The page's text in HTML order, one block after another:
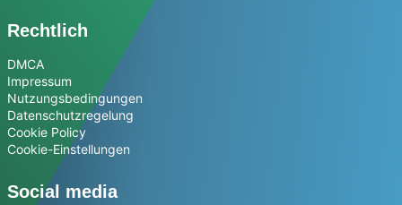
Rechtlich
DMCA
Impressum
Nutzungsbedingungen
Datenschutzregelung
Cookie Policy
Cookie-Einstellungen
Social media